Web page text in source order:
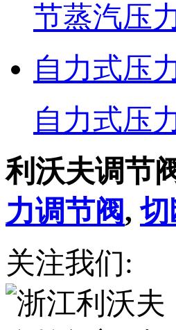
节蒸汽压
自力式压
自力式压
利沃夫调节
力调节阀,切
关注我们: